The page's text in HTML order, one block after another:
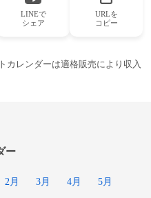
LINEで
シェア
URLを
コピー
カレンダーは適格販売により収入
ー
2月 3月 4月 5月